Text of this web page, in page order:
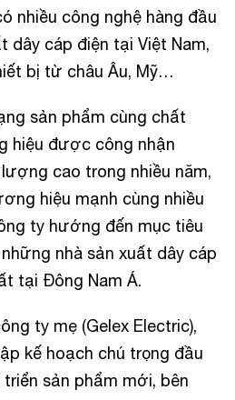
nhiều công nghệ hàng đầu
dây cáp điện tại Việt Nam,
bị từ châu Âu, Mỹ…
sản phẩm cùng chất
hiệu được công nhận
cao trong nhiều năm,
hiệu mạnh cùng nhiều
ty hướng đến mục tiêu
nhà sản xuất dây cáp
tại Đông Nam Á.
ty mẹ (Gelex Electric),
kế hoạch chú trọng đầu
sản phẩm mới, bên